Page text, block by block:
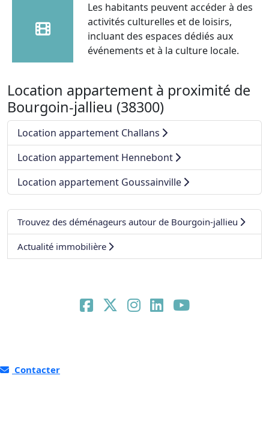
Les habitants peuvent accéder à des
activités culturelles et de loisirs,
incluant des espaces dédiés aux
événements et à la culture locale.
Location appartement à proximité de
Bourgoin-jallieu (38300)
Location appartement Challans
Location appartement Hennebont
Location appartement Goussainville
Trouvez des déménageurs autour de Bourgoin-jallieu
Actualité immobilière
Contacter